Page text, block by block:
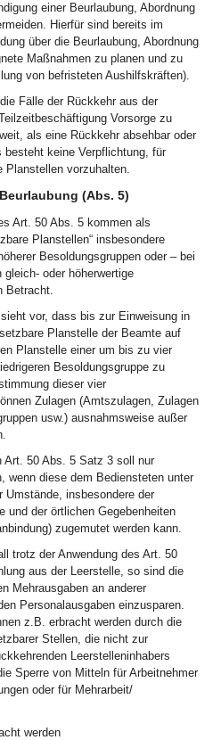
einer Beurlaubung, Abordnung
Hierfür sind bereits im
über die Beurlaubung, Abordnung
Maßnahmen zu planen und zu
von befristeten Aushilfskräften).
Fälle der Rückkehr aus der
Vorsorge zu
als eine Rückkehr absehbar oder
keine Verpflichtung, für
Planstellen vorzuhalten.
(Abs. 5)
Art. 50 Abs. 5 kommen als
Planstellen“ insbesondere
Besoldungsgruppen oder – bei
oder höherwertige
Betracht.
vor, dass bis zur Einweisung in
Planstelle der Beamte auf
Planstelle einer um bis zu vier
Besoldungsgruppe zu
dieser vier
Zulagen (Amtszulagen, Zulagen
usw.) ausnahmsweise außer
Art. 50 Abs. 5 Satz 3 soll nur
wenn diese dem Bediensteten unter
Umstände, insbesondere der
und der örtlichen Gegebenheiten
zugemutet werden kann.
trotz der Anwendung des Art. 50
aus der Leerstelle, so sind die
Mehrausgaben an anderer
Personalausgaben einzusparen.
z.B. erbracht werden durch die
Stellen, die nicht zur
Leerstelleninhabers
Sperre von Mitteln für Arbeitnehmer
oder für Mehrarbeit/
werden